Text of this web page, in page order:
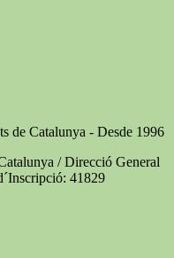
de Catalunya - Desde 1996
/ Direcció General
41829